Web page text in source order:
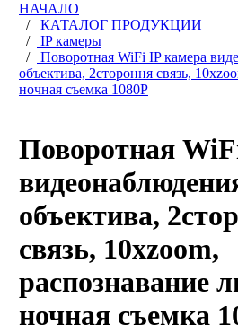
НАЧАЛО
/
КАТАЛОГ ПРОДУКЦИИ
/
IP камеры
/
Поворотная WiFi IP камера
объектива, 2стороння связь,
ночная съемка 1080P
Поворотная
объектива,
связь, 10xzoom,
распознавание
ночная съемка